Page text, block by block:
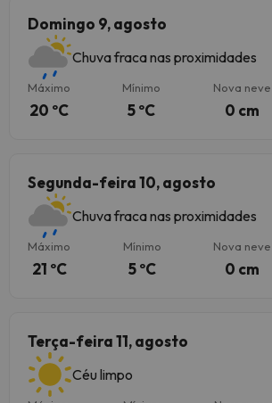
Domingo 9, agosto
Chuva fraca nas proximidades
Máximo
20 ºC
Mínimo
5 ºC
Nova neve
0 cm
Segunda-feira 10, agosto
Chuva fraca nas proximidades
Máximo
21 ºC
Mínimo
5 ºC
Nova neve
0 cm
Terça-feira 11, agosto
Céu limpo